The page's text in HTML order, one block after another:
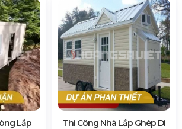
Lắp
Thi Công Nhà Lắp Ghép Di